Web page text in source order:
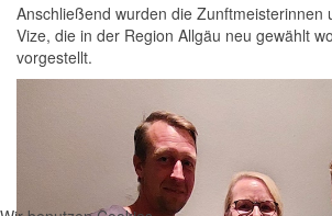
Anschließend wurden die Zunftmeisterinnen
Vize, die in der Region Allgäu neu gewählt
vorgestellt.